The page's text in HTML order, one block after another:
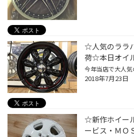
☆人気のララ
荷☆本日オイ
2018年7月23日
☆新作ホイー
ービス・Ｍ